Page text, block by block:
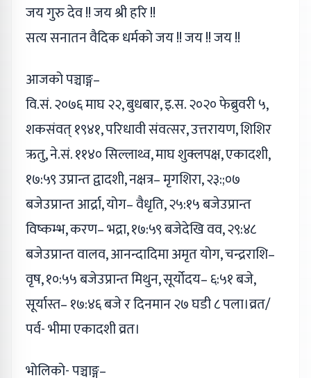
जय गुरु देव !! जय श्री हरि !!
सत्य सनातन वैदिक धर्मको जय !! जय !! जय !!
आजको पञ्चाङ्ग–
वि.सं. २०७६ माघ २२, बुधबार, इ.स. २०२० फेब्रुवरी ५,
शकसंवत् १९४१, परिधावी संवत्सर, उत्तरायण, शिशिर
ऋतु, ने.सं. ११४० सिल्लाथ्व, माघ शुक्लपक्ष, एकादशी,
१७:५९ उप्रान्त द्वादशी, नक्षत्र– मृगशिरा, २३:;०७
बजेउप्रान्त आर्द्रा, योग– वैधृति, २५:१५ बजेउप्रान्त
विष्कम्भ, करण– भद्रा, १७:५९ बजेदेखि वव, २९:४८
बजेउप्रान्त वालव, आनन्दादिमा अमृत योग, चन्द्रराशि–
वृष, १०:५५ बजेउप्रान्त मिथुन, सूर्योदय– ६:५१ बजे,
सूर्यास्त– १७:४६ बजे र दिनमान २७ घडी ८ पला।व्रत/
पर्व- भीमा एकादशी व्रत।
भोलिको- पञ्चाङ्ग–